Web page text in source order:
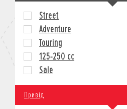
КОРПОРАТИВНИМ КЛІЄНТАМ
МОТОЦИКЛИ
КРЕДИТ
СТРАХУВАННЯ
КОРПОРАТИВНИМ КЛІЄНТАМ
Street
Adventure
Touring
125-250 cc
Sale
Привід